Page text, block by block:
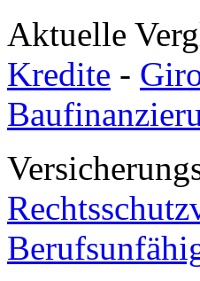
Aktuelle
Kredite -